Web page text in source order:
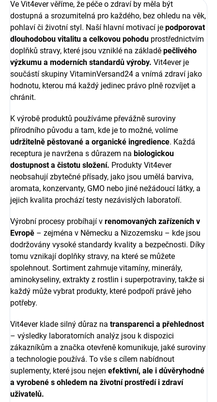
Ve Vit4ever věříme, že péče o zdraví by měla být
dostupná a srozumitelná pro každého, bez ohledu na věk,
pohlaví či životní styl. Naší hlavní motivací je podporovat
dlouhodobou vitalitu a celkovou pohodu prostřednictvím
doplňků stravy, které jsou vzniklé na základě pečlivého
výzkumu a moderních standardů výroby. Vit4ever je
součástí skupiny VitaminVersand24 a vnímá zdraví jako
hodnotu, kterou má každý jedinec právo plně rozvíjet a
chránit.
K výrobě produktů používáme převážně suroviny
přírodního původu a tam, kde je to možné, volíme
udržitelně pěstované a organické ingredience. Každá
receptura je navržena s důrazem na biologickou
dostupnost a čistotu složení. Produkty Vit4ever
neobsahují zbytečné přísady, jako jsou umělá barviva,
aromata, konzervanty, GMO nebo jiné nežádoucí látky, a
jejich kvalita prochází testy nezávislých laboratoří.
Výrobní procesy probíhají v renomovaných zařízeních v
Evropě – zejména v Německu a Nizozemsku – kde jsou
dodržovány vysoké standardy kvality a bezpečnosti. Díky
tomu vznikají doplňky stravy, na které se můžete
spolehnout. Sortiment zahrnuje vitamíny, minerály,
aminokyseliny, extrakty z rostlin i superpotraviny, takže si
každý může vybrat produkty, které podpoří právě jeho
potřeby.
Vit4ever klade silný důraz na transparenci a přehlednost
– výsledky laboratorních analýz jsou k dispozici
zákazníkům a značka otevřeně komunikuje, jaké suroviny
a technologie používá. To vše s cílem nabídnout
suplementy, které jsou nejen efektivní, ale i důvěryhodné
a vyrobené s ohledem na životní prostředí i zdraví
uživatelů.